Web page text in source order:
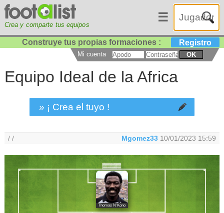
Crea y comparte tus equipos
☰
Construye tus propias formaciones : Registro
Mi cuenta OK
Equipo Ideal de la Africa
» ¡ Crea el tuyo !
/ / Mgomez33 10/01/2023 15:59
Thomas N'Kono